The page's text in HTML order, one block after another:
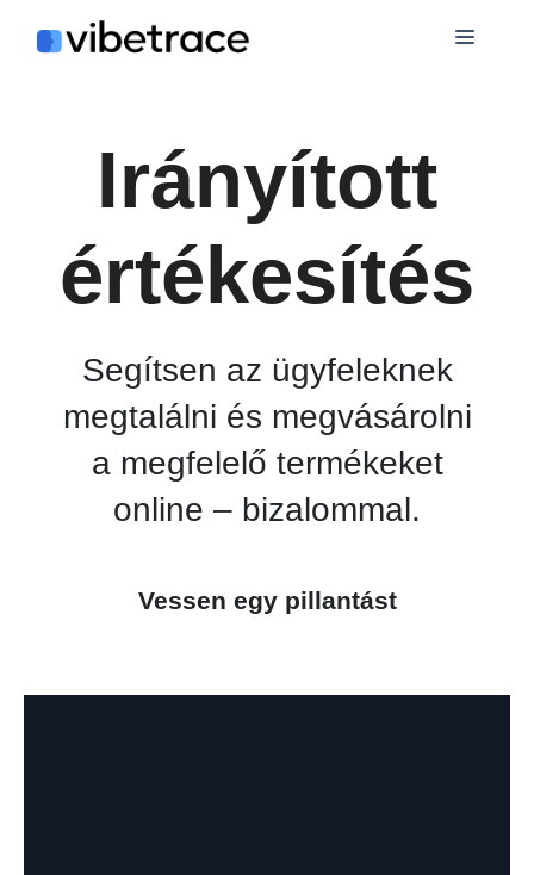
Menü
Irányított
értékesítés
Segítsen az ügyfeleknek
megtalálni és megvásárolni
a megfelelő termékeket
online – bizalommal.
Vessen egy pillantást